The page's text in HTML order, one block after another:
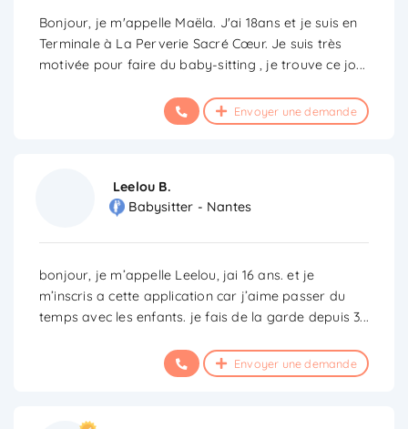
Bonjour, je m'appelle Maëla. J'ai 18ans et je suis en
Terminale à La Perverie Sacré Cœur. Je suis très
motivée pour faire du baby-sitting , je trouve ce jo...
Envoyer une demande
Leelou B.
Babysitter - Nantes
bonjour, je m’appelle Leelou, jai 16 ans. et je
m’inscris a cette application car j’aime passer du
temps avec les enfants. je fais de la garde depuis 3...
Envoyer une demande